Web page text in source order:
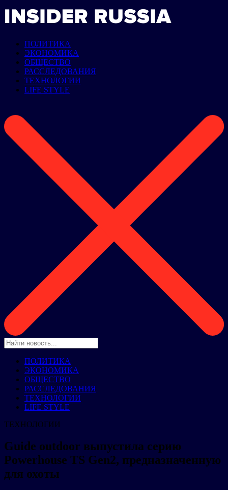
ПОЛИТИКА
ЭКОНОМИКА
ОБЩЕСТВО
РАССЛЕДОВАНИЯ
ТЕХНОЛОГИИ
LIFE STYLE
ПОЛИТИКА
ЭКОНОМИКА
ОБЩЕСТВО
РАССЛЕДОВАНИЯ
ТЕХНОЛОГИИ
LIFE STYLE
ТЕХНОЛОГИИ
Guide outdoor выпустила серию
Powerhouse TS Gen2, предназначенную
для охоты